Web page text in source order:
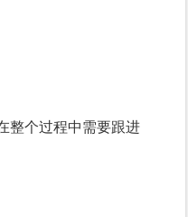
整个过程中需要跟进